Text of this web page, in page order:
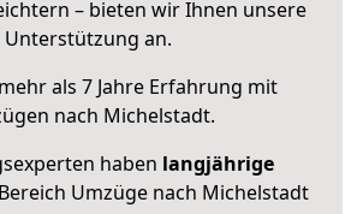
– bieten wir Ihnen unsere
Unterstützung an.
als 7 Jahre Erfahrung mit
nach Michelstadt.
haben langjährige
Umzüge nach Michelstadt